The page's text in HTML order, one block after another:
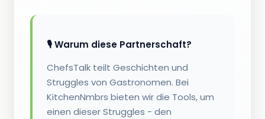
🎙️ Warum diese Partnerschaft?
ChefsTalk teilt Geschichten und
Struggles von Gastronomen. Bei
KitchenNmbrs bieten wir die Tools, um
einen dieser Struggles - den